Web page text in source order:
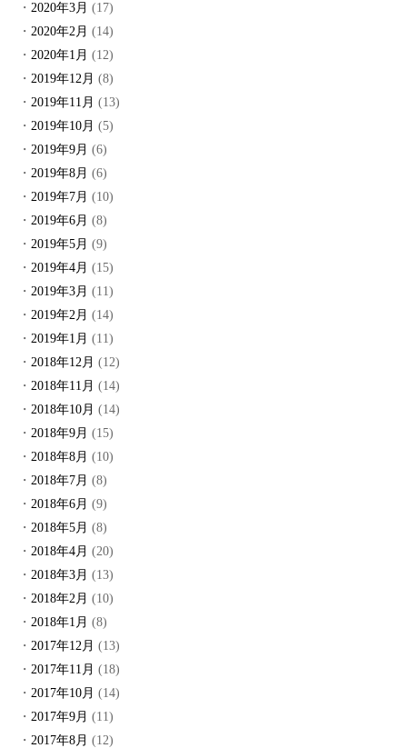
2020年3月 (17)
2020年2月 (14)
2020年1月 (12)
2019年12月 (8)
2019年11月 (13)
2019年10月 (5)
2019年9月 (6)
2019年8月 (6)
2019年7月 (10)
2019年6月 (8)
2019年5月 (9)
2019年4月 (15)
2019年3月 (11)
2019年2月 (14)
2019年1月 (11)
2018年12月 (12)
2018年11月 (14)
2018年10月 (14)
2018年9月 (15)
2018年8月 (10)
2018年7月 (8)
2018年6月 (9)
2018年5月 (8)
2018年4月 (20)
2018年3月 (13)
2018年2月 (10)
2018年1月 (8)
2017年12月 (13)
2017年11月 (18)
2017年10月 (14)
2017年9月 (11)
2017年8月 (12)